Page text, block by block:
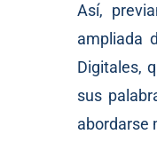
Así,
ampliada
Digitales,
sus
abordarse